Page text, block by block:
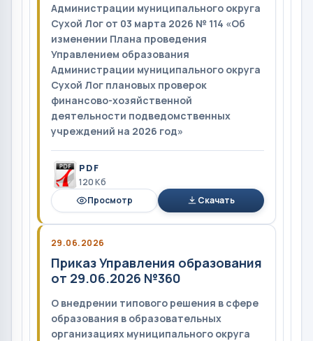
Администрации муниципального округа
Сухой Лог от 03 марта 2026 № 114 «Об
изменении Плана проведения
Управлением образования
Администрации муниципального округа
Сухой Лог плановых проверок
финансово-хозяйственной
деятельности подведомственных
учреждений на 2026 год»
PDF
120 Кб
Просмотр
Скачать
29.06.2026
Приказ Управления образования
от 29.06.2026 №360
О внедрении типового решения в сфере
образования в образовательных
организациях муниципального округа